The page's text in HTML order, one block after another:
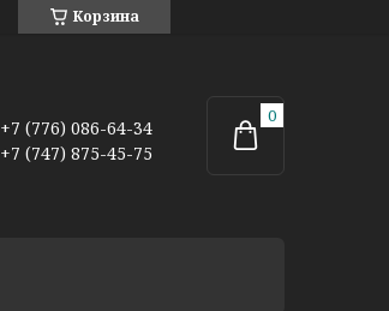
Корзина
+7 (776) 086-64-34
+7 (747) 875-45-75